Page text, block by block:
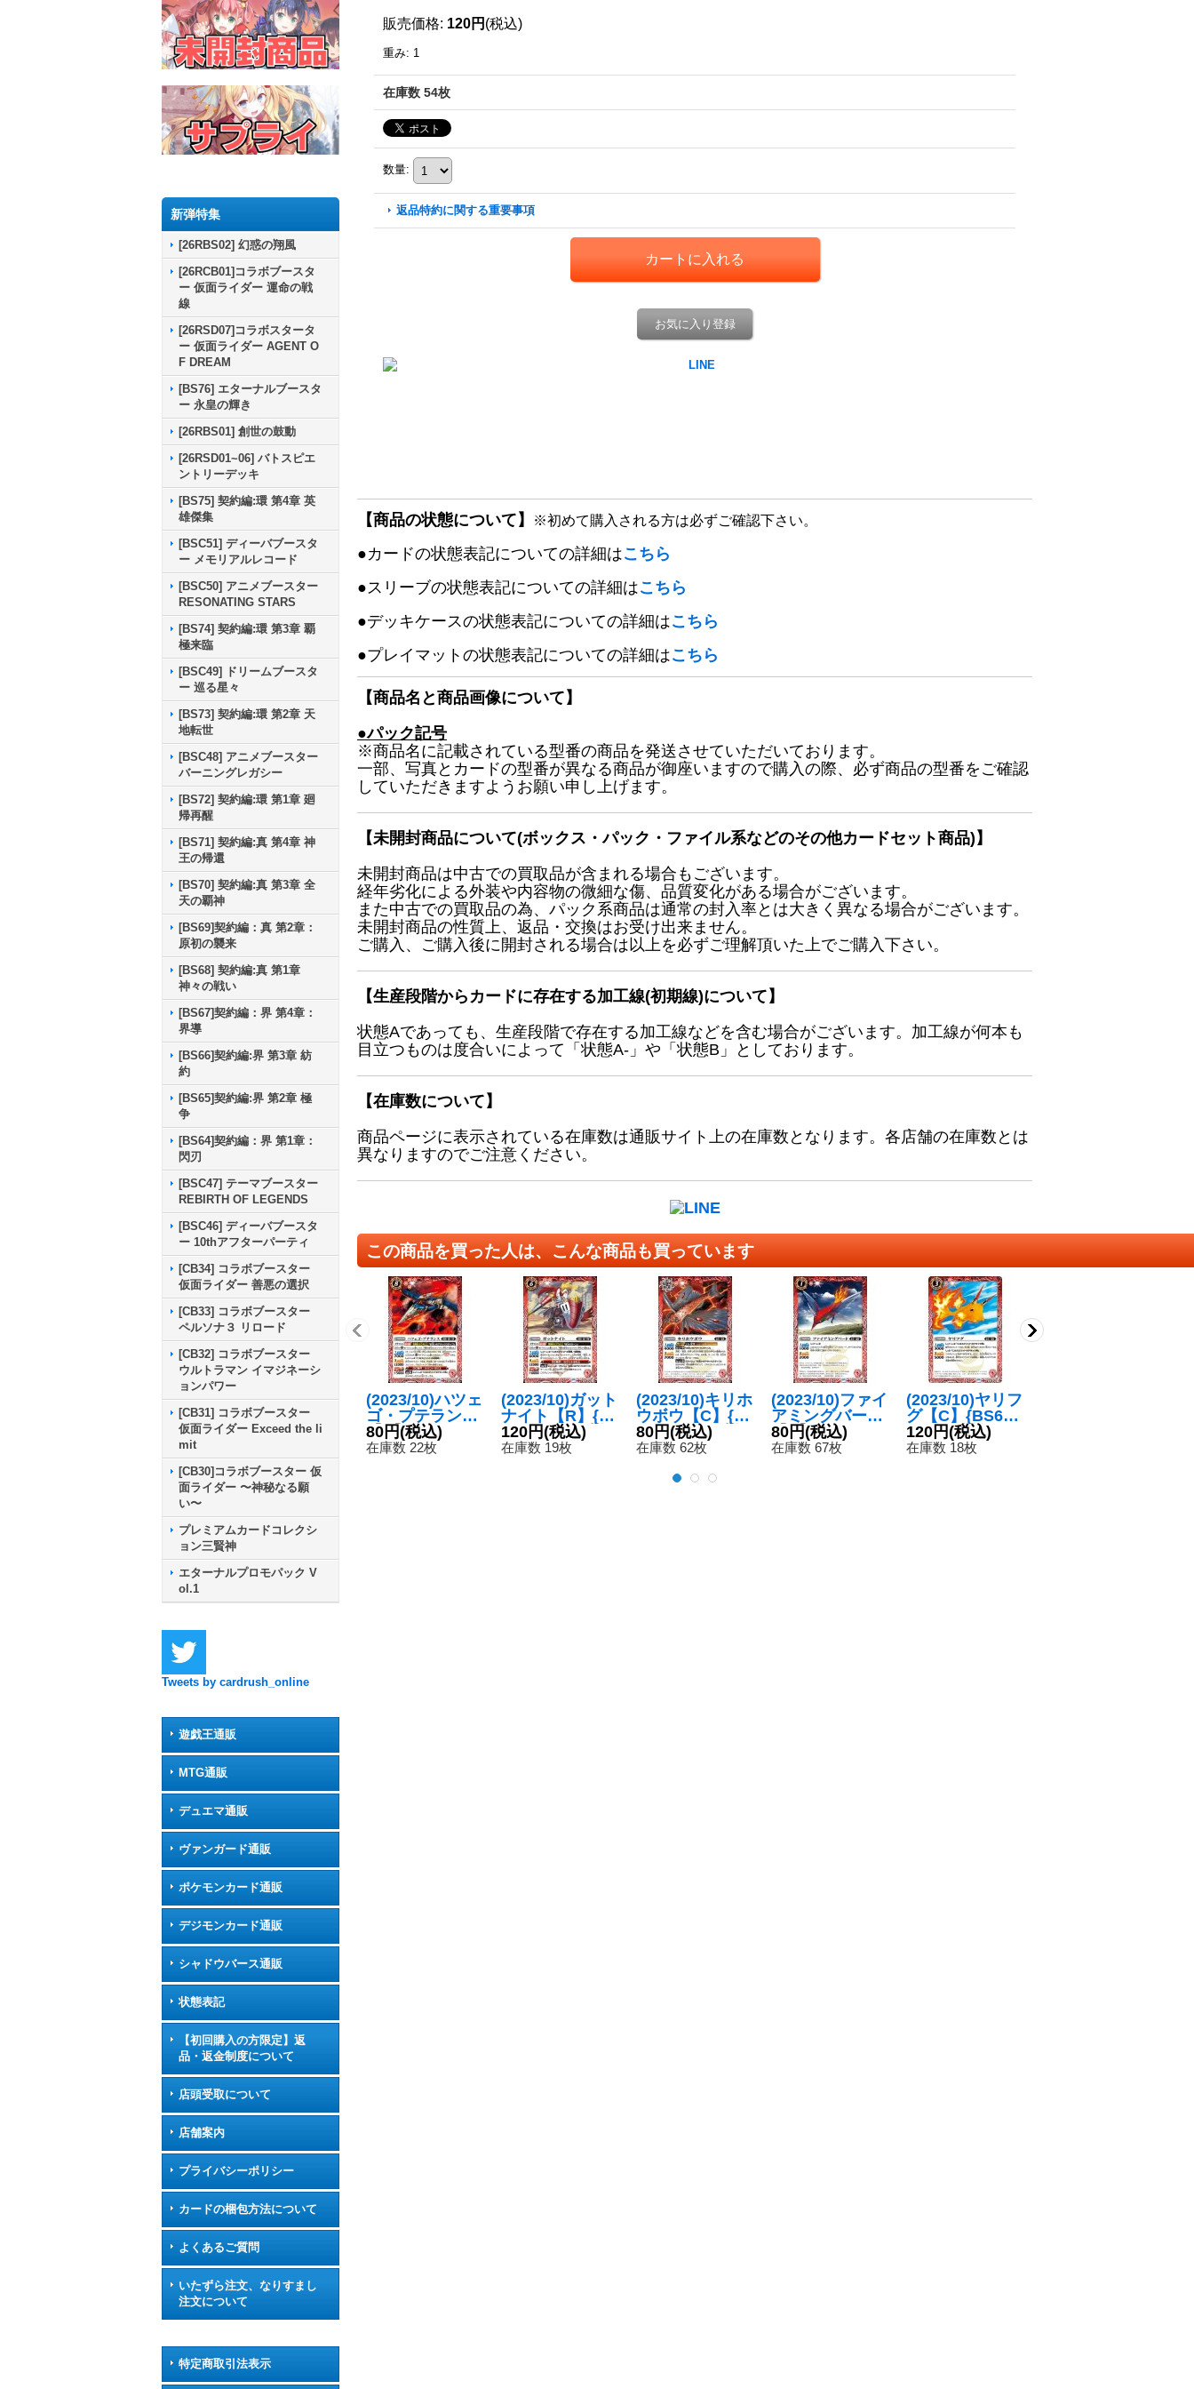
新弾特集
[26RBS02] 幻惑の翔風
[26RCB01]コラボブースタ
ー 仮面ライダー 運命の戦
線
[26RSD07]コラボスタータ
ー 仮面ライダー AGENT O
F DREAM
[BS76] エターナルブースタ
ー 永皇の輝き
[26RBS01] 創世の鼓動
[26RSD01~06] バトスピエ
ントリーデッキ
[BS75] 契約編:環 第4章 英
雄傑集
[BSC51] ディーバブースタ
ー メモリアルレコード
[BSC50] アニメブースター
RESONATING STARS
[BS74] 契約編:環 第3章 覇
極来臨
[BSC49] ドリームブースタ
ー 巡る星々
[BS73] 契約編:環 第2章 天
地転世
[BSC48] アニメブースター
バーニングレガシー
[BS72] 契約編:環 第1章 廻
帰再醒
[BS71] 契約編:真 第4章 神
王の帰還
[BS70] 契約編:真 第3章 全
天の覇神
[BS69]契約編：真 第2章：
原初の襲来
[BS68] 契約編:真 第1章
神々の戦い
[BS67]契約編：界 第4章：
界導
[BS66]契約編:界 第3章 紡
約
[BS65]契約編:界 第2章 極
争
[BS64]契約編：界 第1章：
閃刃
[BSC47] テーマブースター
REBIRTH OF LEGENDS
[BSC46] ディーバブースタ
ー 10thアフターパーティ
[CB34] コラボブースター
仮面ライダー 善悪の選択
[CB33] コラボブースター
ペルソナ３ リロード
[CB32] コラボブースター
ウルトラマン イマジネーシ
ョンパワー
[CB31] コラボブースター
仮面ライダー Exceed the li
mit
[CB30]コラボブースター 仮
面ライダー 〜神秘なる願
い〜
プレミアムカードコレクシ
ョン三賢神
エターナルプロモパック V
ol.1
Tweets by cardrush_online
遊戯王通販
MTG通販
デュエマ通販
ヴァンガード通販
ポケモンカード通販
デジモンカード通販
シャドウバース通販
状態表記
【初回購入の方限定】返
品・返金制度について
店頭受取について
店舗案内
プライバシーポリシー
カードの梱包方法について
よくあるご質問
いたずら注文、なりすまし
注文について
特定商取引法表示
販売価格: 120円 (税込)
重み: 1
在庫数 54枚
数量:
返品特約に関する重要事項
お気に入り登録
【商品の状態について】 ※初めて購入される方は必ずご確認下さい。
●カードの状態表記についての詳細はこちら
●スリーブの状態表記についての詳細はこちら
●デッキケースの状態表記についての詳細はこちら
●プレイマットの状態表記についての詳細はこちら
【商品名と商品画像について】
●パック記号
※商品名に記載されている型番の商品を発送させていただいております。
一部、写真とカードの型番が異なる商品が御座いますので購入の際、必ず商品の型番をご確認
していただきますようお願い申し上げます。
【未開封商品について(ボックス・パック・ファイル系などのその他カードセット商品)】
未開封商品は中古での買取品が含まれる場合もございます。
経年劣化による外装や内容物の微細な傷、品質変化がある場合がございます。
また中古での買取品の為、パック系商品は通常の封入率とは大きく異なる場合がございます。
未開封商品の性質上、返品・交換はお受け出来ません。
ご購入、ご購入後に開封される場合は以上を必ずご理解頂いた上でご購入下さい。
【生産段階からカードに存在する加工線(初期線)について】
状態Aであっても、生産段階で存在する加工線などを含む場合がございます。加工線が何本も
目立つものは度合いによって「状態A-」や「状態B」としております。
【在庫数について】
商品ページに表示されている在庫数は通販サイト上の在庫数となります。各店舗の在庫数とは
異なりますのでご注意ください。
この商品を買った人は、こんな商品も買っています
(2023/10)ハツェ
ゴ・プテランス
【C】{BS65-00
9}《赤》
80円(税込)
在庫数 22枚
(2023/10)ガット
ナイト【R】{B
S65-006}《赤》
120円(税込)
在庫数 19枚
(2023/10)キリホ
ウボウ【C】{B
S65-003}《赤》
80円(税込)
在庫数 62枚
(2023/10)ファイ
アミングバード
【C】{BS64-00
2}《赤》
80円(税込)
在庫数 67枚
(2023/10)ヤリフ
グ【C】{BS66-
002}《赤》
120円(税込)
在庫数 18枚